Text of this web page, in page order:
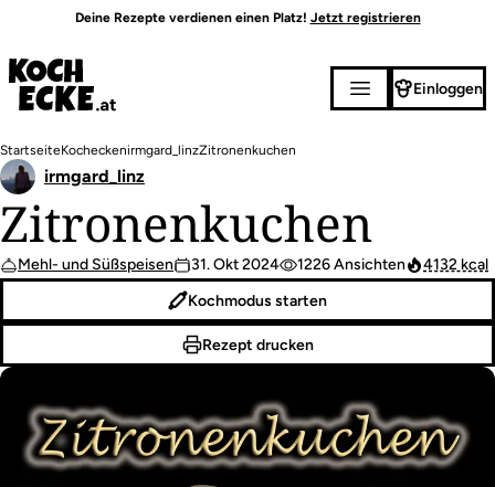
Inhalt
Deine Rezepte verdienen einen Platz! Jetzt registrieren
Einloggen
Pfadnavigation
StartseiteKocheckenirmgard_linzZitronenkuchen
Zitronenkuchen
Mehl- und Süßspeisen 31. Okt 2024 1226 Ansichten 4132 kcal
irmgard_linz
Kochmodus starten
Rezept drucken